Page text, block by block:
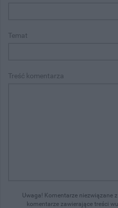
Temat
Treść komentarza
Uwaga! Komentarze niezwiązane
komentarze zawierające treści